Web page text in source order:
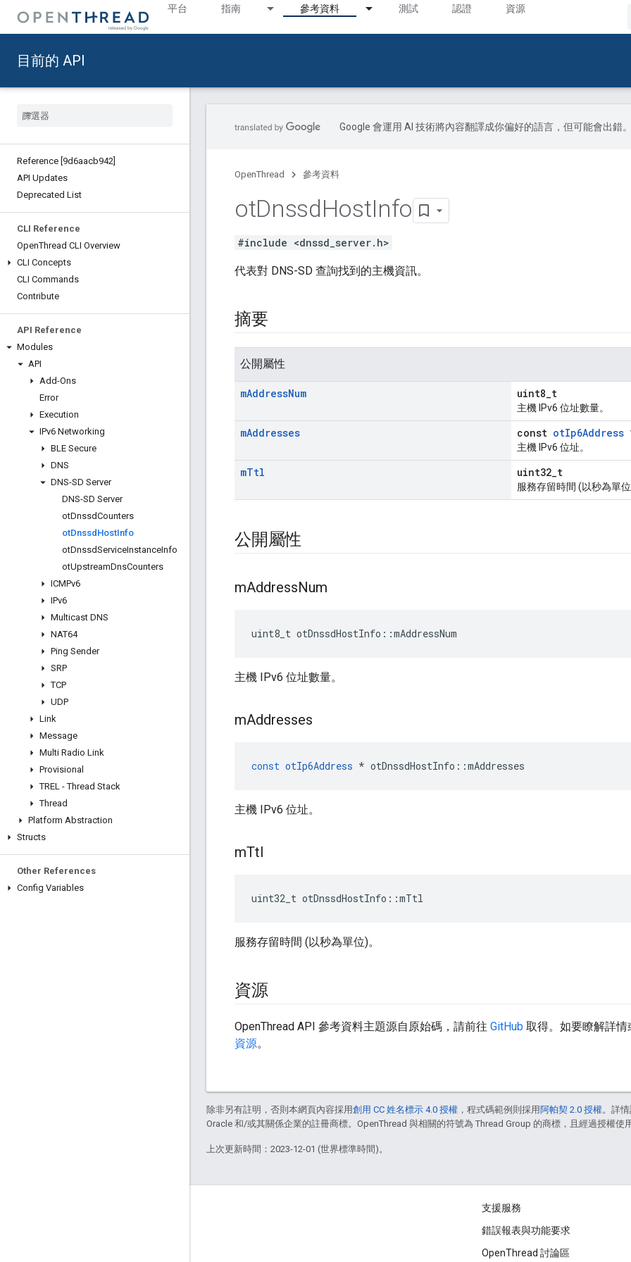
平台 指南 參考資料 測試 認證 資源
目前的 API
Reference [9d6aacb942]
API Updates
Deprecated List
CLI Reference
OpenThread CLI Overview
CLI Concepts
CLI Commands
Contribute
API Reference
Modules
API
Add-Ons
Error
Execution
IPv6 Networking
BLE Secure
DNS
DNS-SD Server
DNS-SD Server
otDnssdCounters
otDnssd HostInfo
otDnssdServiceInstanceInfo
otUpstreamDnsCounters
ICMPv6
IPv6
Multicast DNS
NAT64
Ping Sender
SRP
TCP
UDP
Link
Message
Multi Radio Link
Provisional
TREL - Thread Stack
Thread
Platform Abstraction
Structs
Other References
Config Variables
Google 會運用 AI 技術將內容翻譯成你偏好的語言，但可能會出錯
OpenThread 參考資料
otDnssdHostInfo
#include <dnssd_server.h>
代表對 DNS-SD 查詢找到的主機資訊。
摘要
公開屬性
mAddressNum uint8_t
主機 IPv6 位址數量。
mAddresses const otIp6Address
主機 IPv6 位址。
mTtl uint32_t
服務存留時間 (以秒為單
公開屬性
mAddressNum
uint8_t otDnssdHostInfo ::mAddressNum
主機 IPv6 位址數量。
mAddresses
const otIp6Address * otDnssdHostInfo ::mAddresses
主機 IPv6 位址。
mTtl
uint32_t otDnssdHostInfo ::mTtl
服務存留時間 (以秒為單位)。
資源
OpenThread API 參考資料主題源自原始碼，請前往 GitHub 取得。如要瞭解詳
資源。
除非另有註明，否則本網頁內容採用創用 CC 姓名標示 4.0 授權 ，程式碼範例則採用 阿帕契 2.0 授權。詳
Oracle 和/或其關係企業的註冊商標。OpenThread 與相關的符號為 Thread Group 的商標，且經過授權使
上次更新時間：2023-12-01 (世界標準時間)。
支援服務
錯誤報表與功能要求
OpenThread 討論區